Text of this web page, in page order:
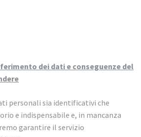
dei dati e conseguenze del
personali sia identificativi che
e indispensabile e, in mancanza
garantire il servizio